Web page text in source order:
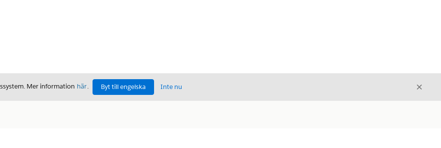
Mer information här. Byt till engelska Inte nu Stäng